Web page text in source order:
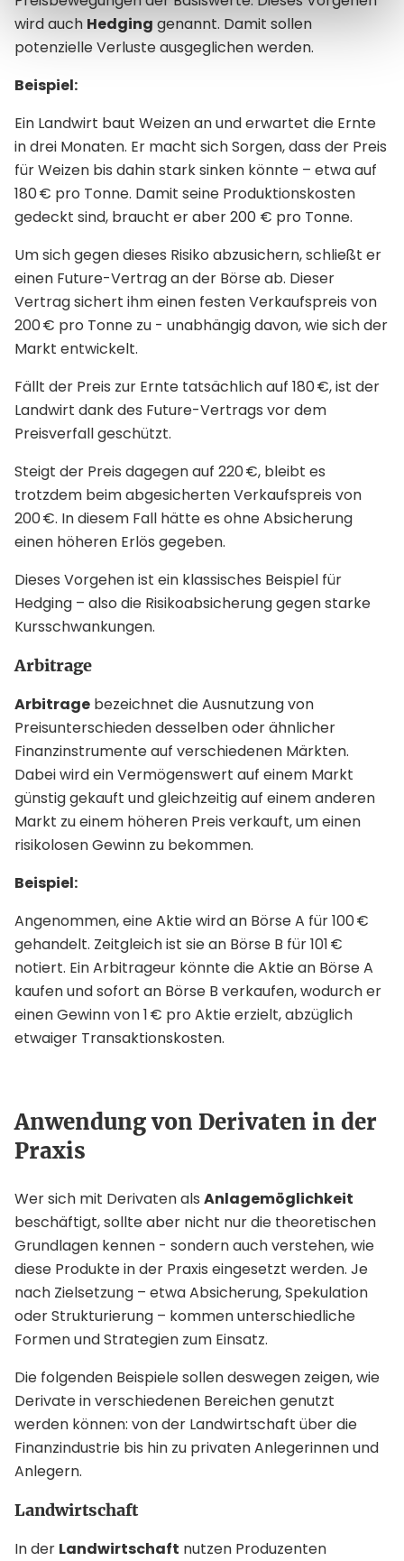
wird auch Hedging genannt. Damit sollen
potenzielle Verluste ausgeglichen werden.
Beispiel:
Ein Landwirt baut Weizen an und erwartet die Ernte
in drei Monaten. Er macht sich Sorgen, dass der Preis
für Weizen bis dahin stark sinken könnte – etwa auf
180 € pro Tonne. Damit seine Produktionskosten
gedeckt sind, braucht er aber 200 € pro Tonne.
Um sich gegen dieses Risiko abzusichern, schließt er
einen Future-Vertrag an der Börse ab. Dieser
Vertrag sichert ihm einen festen Verkaufspreis von
200 € pro Tonne zu - unabhängig davon, wie sich der
Markt entwickelt.
Fällt der Preis zur Ernte tatsächlich auf 180 €, ist der
Landwirt dank des Future-Vertrags vor dem
Preisverfall geschützt.
Steigt der Preis dagegen auf 220 €, bleibt es
trotzdem beim abgesicherten Verkaufspreis von
200 €. In diesem Fall hätte es ohne Absicherung
einen höheren Erlös gegeben.
Dieses Vorgehen ist ein klassisches Beispiel für
Hedging – also die Risikoabsicherung gegen starke
Kursschwankungen.
Arbitrage
Arbitrage bezeichnet die Ausnutzung von
Preisunterschieden desselben oder ähnlicher
Finanzinstrumente auf verschiedenen Märkten.
Dabei wird ein Vermögenswert auf einem Markt
günstig gekauft und gleichzeitig auf einem anderen
Markt zu einem höheren Preis verkauft, um einen
risikolosen Gewinn zu bekommen.
Beispiel:
Angenommen, eine Aktie wird an Börse A für 100 €
gehandelt. Zeitgleich ist sie an Börse B für 101 €
notiert. Ein Arbitrageur könnte die Aktie an Börse A
kaufen und sofort an Börse B verkaufen, wodurch er
einen Gewinn von 1 € pro Aktie erzielt, abzüglich
etwaiger Transaktionskosten.
Anwendung von Derivaten in der
Praxis
Wer sich mit Derivaten als Anlagemöglichkeit
beschäftigt, sollte aber nicht nur die theoretischen
Grundlagen kennen - sondern auch verstehen, wie
diese Produkte in der Praxis eingesetzt werden. Je
nach Zielsetzung – etwa Absicherung, Spekulation
oder Strukturierung – kommen unterschiedliche
Formen und Strategien zum Einsatz.
Die folgenden Beispiele sollen deswegen zeigen, wie
Derivate in verschiedenen Bereichen genutzt
werden können: von der Landwirtschaft über die
Finanzindustrie bis hin zu privaten Anlegerinnen und
Anlegern.
Landwirtschaft
In der Landwirtschaft nutzen Produzenten